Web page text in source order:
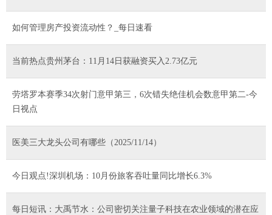
如何管理房产投资流动性？_每日速看
当前热点贵州茅台：11月14日获融资买入2.73亿元
劳塔罗本赛季34次射门意甲第三，6次错失绝佳机会数意甲第二-今
日视点
医美三大龙头公司有哪些（2025/11/14）
今日观点!深圳机场：10月份旅客吞吐量同比增长6.3%
每日短讯：大禹节水：公司密切关注量子科技在农业领域的潜在应